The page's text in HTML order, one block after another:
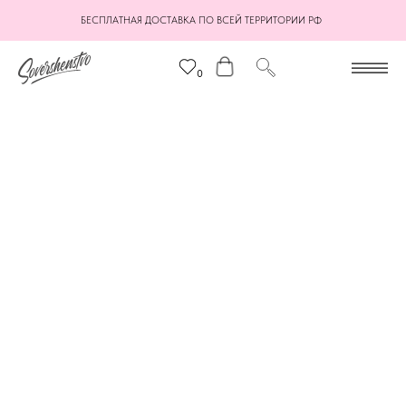
БЕСПЛАТНАЯ ДОСТАВКА ПО ВСЕЙ ТЕРРИТОРИИ РФ
0